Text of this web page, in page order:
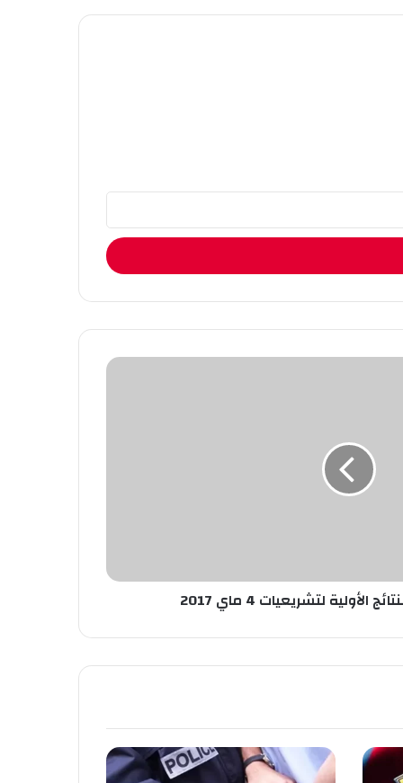
لتشريعيات 4 ماي 2017